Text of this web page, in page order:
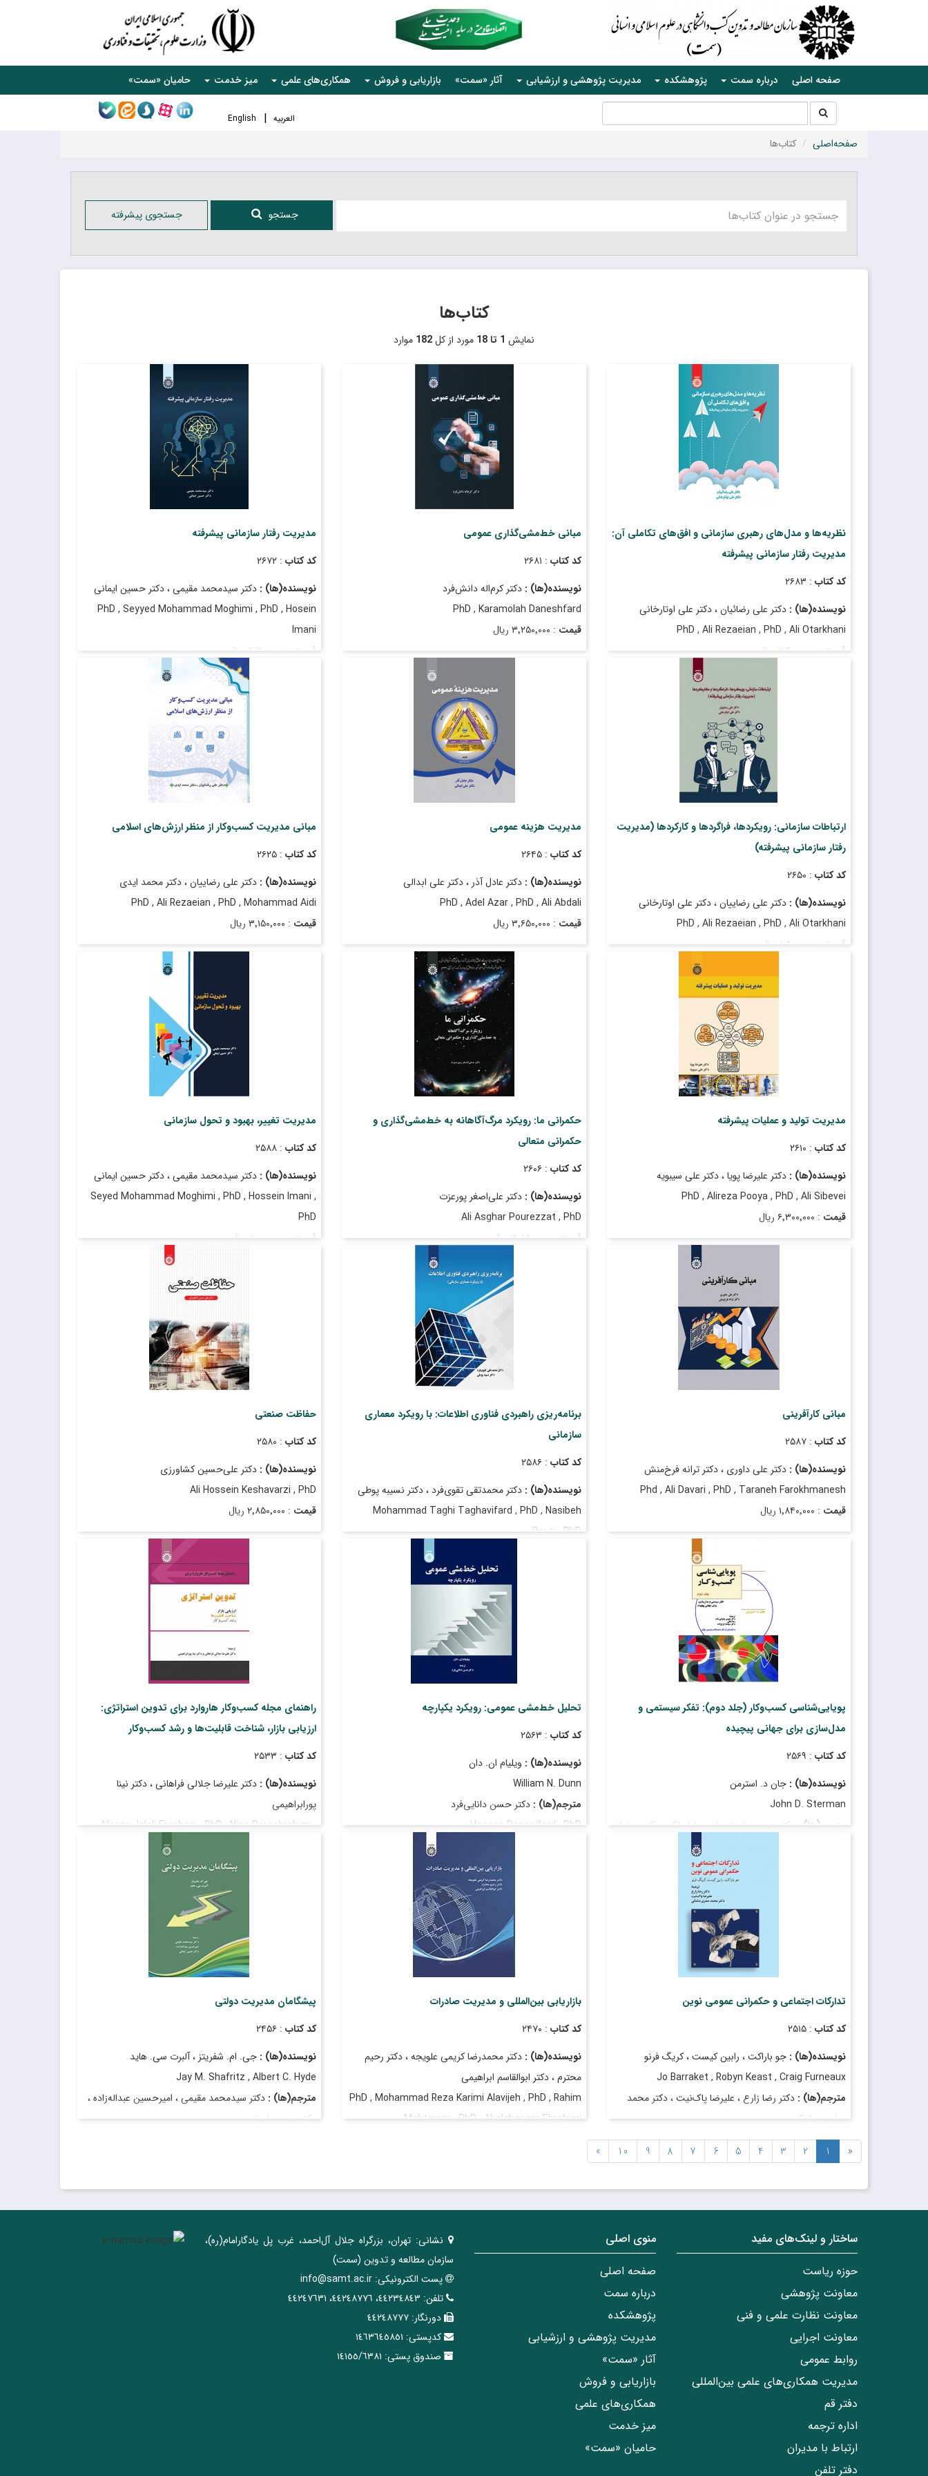
صفحه اصلی درباره سمت پژوهشکده مدیریت پژوهشی و ارزشیابی آثار «سمت» بازاریابی و فروش همکاری‌های علمی میز خدمت حامیان «سمت»
العربیه English جستجو
در
سایت صفحه‌اصلی کتاب‌ها
جستجو جستجوی پیشرفته
کتاب‌ها
نمایش 1 تا 18 مورد از کل182 موارد
نظریه‌ها و مدل‌های رهبری سازمانی و افق‌های تکاملی آن:
مدیریت رفتار سازمانی پیشرفته
کد کتاب : ۲۶۸۳
نویسنده(ها) : دکتر علی رضائیان ، دکتر علی اوتارخانی
PhD , Ali Rezaeian , PhD , Ali Otarkhani
قیمت: ۲٬۴۰۰٬۰۰۰ ریال
مبانی خط‌مشی‌گذاری عمومی
کد کتاب : ۲۶۸۱
نویسنده(ها) :دکتر کرم‌‎اله دانش‌فرد
PhD , Karamolah Daneshfard
قیمت : ۳٬۲۵۰٬۰۰۰ ریال
: آذر ۱۴۰۴
مدیریت رفتار سازمانی پیشرفته
کد کتاب: ۲۶۷۲
نویسنده(ها) : دکتر سیدمحمد مقیمی ، دکتر حسین ایمانی
PhD , Seyyed Mohammad Moghimi , PhD , Hosein
Imani
قیمت: ۶٬۳۰۰٬۰۰۰ ریال
: مهر ۱۴۰۴
ارتباطات سازمانی: رویکردها، فراگردها و کارکردها (مدیریت
رفتار سازمانی پیشرفته)
کد کتاب : ۲۶۵۰
نویسنده(ها) : دکتر علی رضاییان ، دکتر علی اوتارخانی
PhD , Ali Rezaeian , PhD , Ali Otarkhani
قیمت: ۱٬۵۰۰٬۰۰۰ ریال
مدیریت هزینه عمومی
کد کتاب : ۲۶۴۵
نویسنده(ها) :دکتر عادل آذر ، دکتر علی ابدالی
PhD , Adel Azar , PhD , Ali Abdali
قیمت : ۳٬۶۵۰٬۰۰۰ ریال
: آذر ۱۴۰۴
مبانی مدیریت کسب‌وکار از منظر ارزش‌های اسلامی
کد کتاب: ۲۶۲۵
نویسنده(ها) : دکتر علی رضاییان ، دکتر محمد ایدی
PhD , Ali Rezaeian , PhD , Mohammad Aidi
قیمت : ۳٬۱۵۰٬۰۰۰ ریال
: اسفند ۱۴۰۳
مدیریت تولید و عملیات پیشرفته
کد کتاب : ۲۶۱۰
نویسنده(ها) : دکتر علیرضا پویا ، دکتر علی سیبویه
PhD , Alireza Pooya , PhD , Ali Sibevei
قیمت : ۶٬۳۰۰٬۰۰۰ ریال
: اسفند ۱۴۰۳
حکمرانی ما: رویکرد مرگ‌آگاهانه به خط‌مشی‌گذاری و
حکمرانی متعالی
کد کتاب : ۲۶۰۶
نویسنده(ها) :دکتر علی‌اصغر پورعزت
Ali Asghar Pourezzat , PhD
قیمت: ۳٬۸۵۰٬۰۰۰ ریال
مدیریت تغییر، بهبود و تحول سازمانی
کد کتاب: ۲۵۸۸
نویسنده(ها) : دکتر سیدمحمد مقیمی ، دکتر حسین ایمانی
Seyed Mohammad Moghimi , PhD , Hossein Imani ,
PhD
قیمت: ۲٬۰۰۰٬۰۰۰ ریال
: اسفند ۱۴۰۲
مبانی کارآفرینی
کد کتاب : ۲۵۸۷
نویسنده(ها) : دکتر علی داوری ، دکتر ترانه فرخ‌منش
Phd , Ali Davari , PhD , Taraneh Farokhmanesh
قیمت : ۱٬۸۴۰٬۰۰۰ ریال
برنامه‌ریزی راهبردی فناوری اطلاعات: با رویکرد معماری
سازمانی
کد کتاب : ۲۵۸۶
نویسنده(ها) :دکتر محمدتقی تقوی‌فرد ، دکتر نسیبه پوطی
Mohammad Taghi Taghavifard , PhD , Nasibeh
Pouti , PhD
حفاظت صنعتی
کد کتاب: ۲۵۸۰
نویسنده(ها) : دکتر علی‌حسین کشاورزی
Ali Hossein Keshavarzi , PhD
قیمت : ۲٬۸۵۰٬۰۰۰ ریال
: اسفند ۱۴۰۲
پویایی‌شناسی کسب‌‌وکار (جلد دوم): تفکر سیستمی و
مدل‌سازی برای جهانی پیچیده
کد کتاب : ۲۵۶۹
نویسنده(ها) : جان د. استرمن
John D. Sterman
مترجم(ها) :دکتر هومن پشوتنی‌زاده، رضا ملکی، دکتر سولماز
Hooman Pashootanizadeh , PhD , Reza Maleki ,
Solmaz Farajzadeh , PhDl
تحلیل خط‌مشی عمومی: رویکرد یکپارچه
کد کتاب : ۲۵۶۳
نویسنده(ها) : ویلیام ان. دان
William N. Dunn
مترجم(ها) :دکتر حسن دانایی‌فرد
Hassan Danaeifard , PhD
راهنمای مجله کسب‌وکار هاروارد برای تدوین استراتژی:
ارزیابی بازار، شناخت قابلیت‌ها و رشد کسب‌وکار
کد کتاب: ۲۵۳۳
نویسنده(ها) : دکتر علیرضا جلالی فراهانی ، دکتر نینا
پورابراهیمی
Alireza Jalali Farahani , PhD , Nina Pourebrahimi ,
تدارکات اجتماعی و حکمرانی عمومی نوین
کد کتاب : ۲۵۱۵
نویسنده(ها) : جو باراکت ، رابین کیست ، کریگ فرنو
Jo Barraket , Robyn Keast , Craig Furneaux
مترجم(ها) : دکتر رضا زارع ، علیرضا پاک‌نیت ، دکتر محمد
صفری دشتکی
Reza Zare , PhD , Alireza Pakniyat , Mohammad
Safari Dashtaki , PhD
تاریخ انتشار: اسفند ۱۴۰۰
بازاریابی بین‌المللی و مدیریت صادرات
کد کتاب : ۲۴۷۰
نویسنده(ها) :دکتر محمدرضا کریمی علویجه ، دکتر رحیم
محترم ، دکتر ابوالقاسم ابراهیمی
PhD , Mohammad Reza Karimi Alavijeh , PhD , Rahim
Mohtaram , PhD , Abolghasem Ebrahimi
پیشگامان مدیریت دولتی
کد کتاب: ۲۴۵۶
نویسنده(ها) : جی. ام. شفریتز ، آلبرت سی. هاید
Jay M. Shafritz , Albert C. Hyde
مترجم(ها) : دکتر سیدمحمد مقیمی ، امیرحسین عبداله‌زاده ،
دکتر حسین ایمانی
«
1
2
3
4
5
6
7
8
9
10
»
ساختار‌‌ و‌‌ لینک‌های مفید
حوزه ریاست
معاونت پژوهشی
معاونت نظارت علمی و فنی
معاونت اجرایی
روابط عمومی
مدیریت همکاری‌های علمی بین‌المللی
دفتر قم
اداره ترجمه
ارتباط با مدیران
دفتر تلفن
منوی اصلی
صفحه اصلی
درباره سمت
پژوهشکده
مدیریت پژوهشی و ارزشیابی
آثار «سمت»
بازاریابی و فروش
همکاری‌های علمی
میز خدمت
حامیان «سمت»
نشانی: تهران، ‌بزرگراه ‌جلال آل‌احمد، غرب پل يادگار‌امام(ره)‌،
سازمان مطالعه و تدوین‌ (سمت)
پست الکترونیکی: info@samt.ac.ir
تلفن: ٤٤٢٣٤٨٤٣، ٤٤٢٤٨٧٧٦، ٤٤٢٤٧٦٣١
دورنگار: ٤٤٢٤٨٧٧٧
کدپستی: ١٤٦٣٦٤٥٨٥١
صندوق پستی: ١٤١٥٥/٦٣٨١